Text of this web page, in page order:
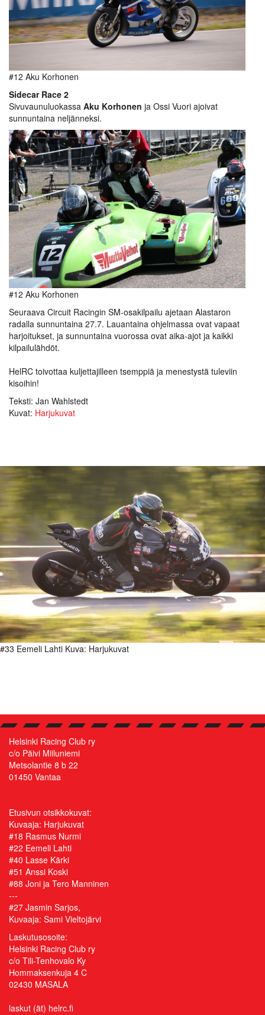
#12 Aku Korhonen
Sidecar Race 2
Sivuvaunuluokassa Aku Korhonen ja Ossi Vuori ajoivat
sunnuntaina neljänneksi.
#12 Aku Korhonen
Seuraava Circuit Racingin SM-osakilpailu ajetaan Alastaron
radalla sunnuntaina 27.7. Lauantaina ohjelmassa ovat vapaat
harjoitukset, ja sunnuntaina vuorossa ovat aika-ajot ja kaikki
kilpailulähdöt.
HelRC toivottaa kuljettajilleen tsemppiä ja menestystä tuleviin
kisoihin!
Teksti: Jan Wahlstedt
Kuvat: Harjukuvat
#33 Eemeli Lahti Kuva: Harjukuvat
Helsinki Racing Club ry
c/o Päivi Miiluniemi
Metsolantie 8 b 22
01450 Vantaa
Etusivun otsikkokuvat:
Kuvaaja: Harjukuvat
#18 Rasmus Nurmi
#22 Eemeli Lahti
#40 Lasse Kärki
#51 Anssi Koski
#88 Joni ja Tero Manninen
---
#27 Jasmin Sarjos,
Kuvaaja: Sami Vieltojärvi
Laskutusosoite:
Helsinki Racing Club ry
c/o Tili-Tenhovalo Ky
Hommaksenkuja 4 C
02430 MASALA
laskut (ät) helrc.fi